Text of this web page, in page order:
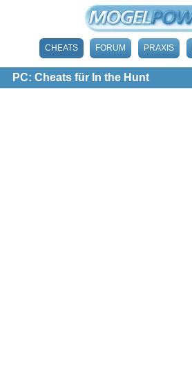
CHEATS FORUM PRAXIS
PC: Cheats für In the Hunt